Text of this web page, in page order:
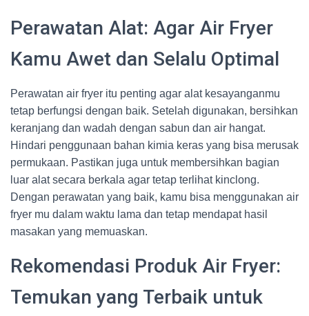
Perawatan Alat: Agar Air Fryer
Kamu Awet dan Selalu Optimal
Perawatan air fryer itu penting agar alat kesayanganmu
tetap berfungsi dengan baik. Setelah digunakan, bersihkan
keranjang dan wadah dengan sabun dan air hangat.
Hindari penggunaan bahan kimia keras yang bisa merusak
permukaan. Pastikan juga untuk membersihkan bagian
luar alat secara berkala agar tetap terlihat kinclong.
Dengan perawatan yang baik, kamu bisa menggunakan air
fryer mu dalam waktu lama dan tetap mendapat hasil
masakan yang memuaskan.
Rekomendasi Produk Air Fryer:
Temukan yang Terbaik untuk